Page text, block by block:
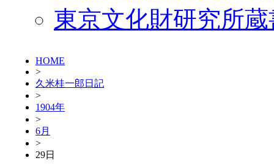
東京文化財研究所
HOME
>
久米桂一郎日記
>
1904年
>
6月
>
29日